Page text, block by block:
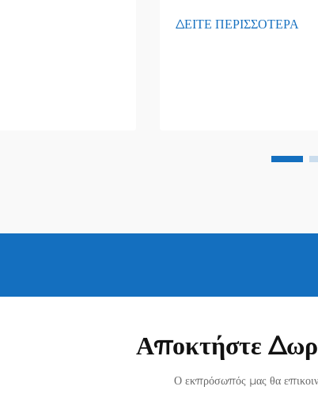
ΔΕΙΤΕ ΠΕΡΙΣΣΟΤΕΡΑ
Αποκτήστε
Ο εκπρόσωπός μας θα